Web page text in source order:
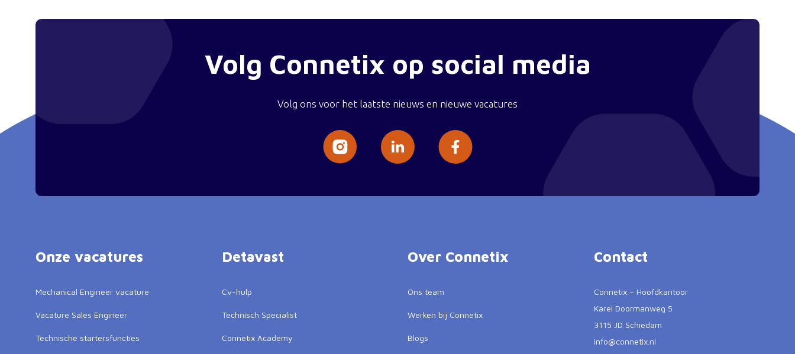
Volg Connetix op social media
Volg ons voor het laatste nieuws en nieuwe vacatures
Onze vacatures
Mechanical Engineer vacature
Vacature Sales Engineer
Technische startersfuncties
Detavast
Cv-hulp
Technisch Specialist
Connetix Academy
Over Connetix
Ons team
Werken bij Connetix
Blogs
Contact
Connetix – Hoofdkantoor
Karel Doormanweg 5
3115 JD Schiedam
info@connetix.nl